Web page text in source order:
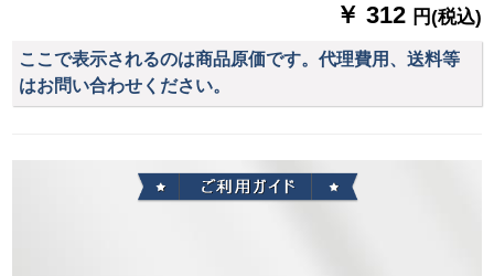
￥ 312 円(税込)
ここで表示されるのは商品原価です。代理費用、送料等
はお問い合わせください。